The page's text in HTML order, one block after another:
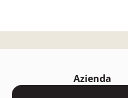
Azienda